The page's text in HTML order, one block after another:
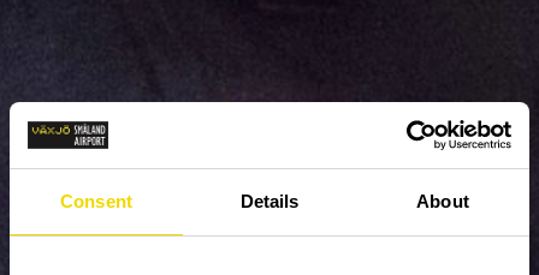
Consent Details About